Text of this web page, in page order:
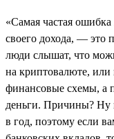
«Самая частая
своего дохода, — это
люди слышат, что
на криптовалюте, или
финансовые схемы, а
деньги. Причины? Ну
в год, поэтому если